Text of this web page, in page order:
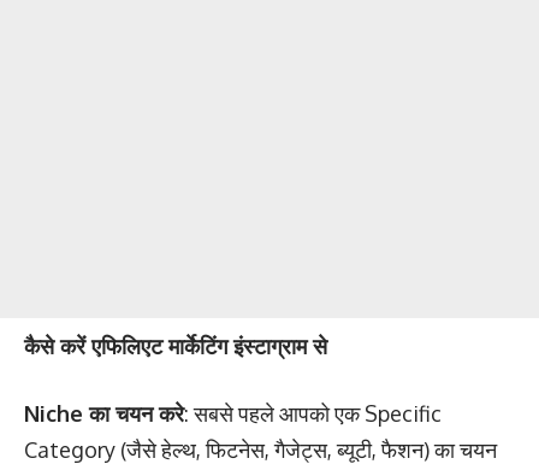
कैसे करें एफिलिएट मार्केटिंग इंस्टाग्राम से
Niche का चयन करे: सबसे पहले आपको एक Specific
Category (जैसे हेल्थ, फिटनेस, गैजेट्स, ब्यूटी, फैशन) का चयन